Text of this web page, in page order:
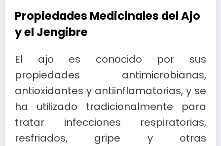
Propiedades Medicinales del Ajo
y el Jengibre
El ajo es conocido por sus
propiedades antimicrobianas,
antioxidantes y antiinflamatorias, y se
ha utilizado tradicionalmente para
tratar infecciones respiratorias,
resfriados, gripe y otras